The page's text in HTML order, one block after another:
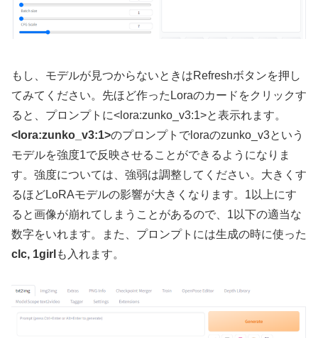
もし、モデルが見つからないときはRefreshボタンを押し
てみてください。先ほど作ったLoraのカードをクリックす
ると、プロンプトに<lora:zunko_v3:1>と表示れます。
<lora:zunko_v3:1>のプロンプトでloraのzunko_v3という
モデルを強度1で反映させることができるようになりま
す。強度については、強弱は調整してください。大きくす
るほどLoRAモデルの影響が大きくなります。1以上にす
ると画像が崩れてしまうことがあるので、1以下の適当な
数字をいれます。また、プロンプトには生成の時に使った
clc, 1girl も入れます。